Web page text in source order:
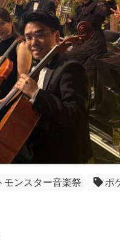
モンスター音楽祭 ポ